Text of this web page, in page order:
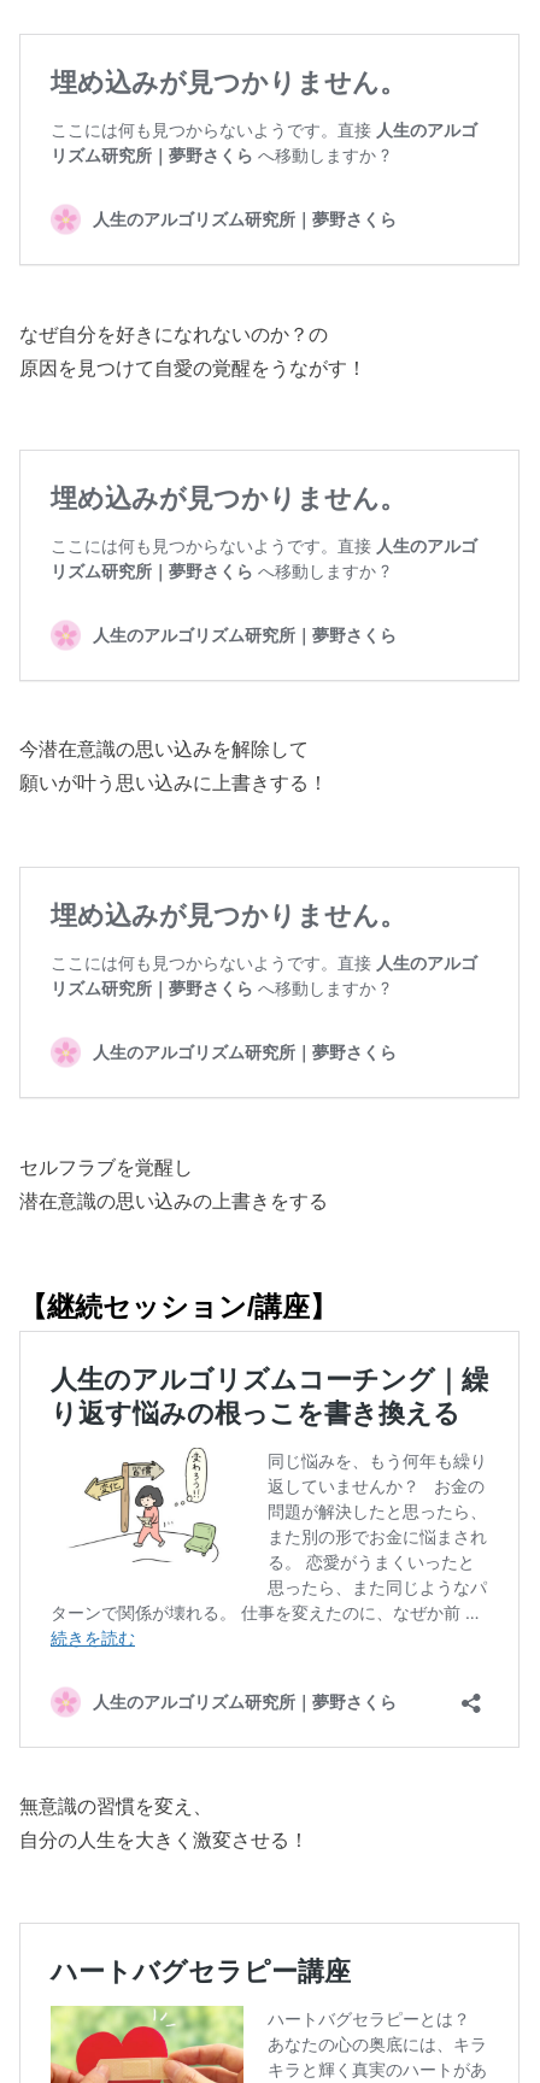
なぜ自分を好きになれないのか？の
原因を見つけて自愛の覚醒をうながす！
今潜在意識の思い込みを解除して
願いが叶う思い込みに上書きする！
セルフラブを覚醒し
潜在意識の思い込みの上書きをする
【継続セッション/講座】
無意識の習慣を変え、
自分の人生を大きく激変させる！